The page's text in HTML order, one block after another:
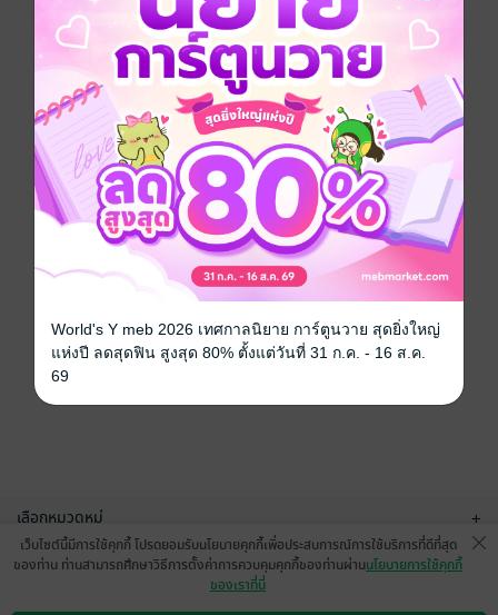
เลือกหมวดหมู่ +
บริการช่วยเหลือ
เว็บไซต์นี้มีการใช้คุกกี้ โปรดยอมรับนโยบายคุกกี้เพื่อประสบการณ์การใช้บริการที่ดีที่สุด
ของท่าน ท่านสามารถศึกษาวิธีการตั้งค่าการควบคุมคุกกี้ของท่านผ่านนโยบายการใช้คุกกี้
ของเราที่นี่
World's Y meb 2026 เทศกาลนิยาย การ์ตูนวาย สุดยิ่งใหญ่
แห่งปี ลดสุดฟิน สูงสุด 80% ตั้งแต่วันที่ 31 ก.ค. - 16 ส.ค.
69